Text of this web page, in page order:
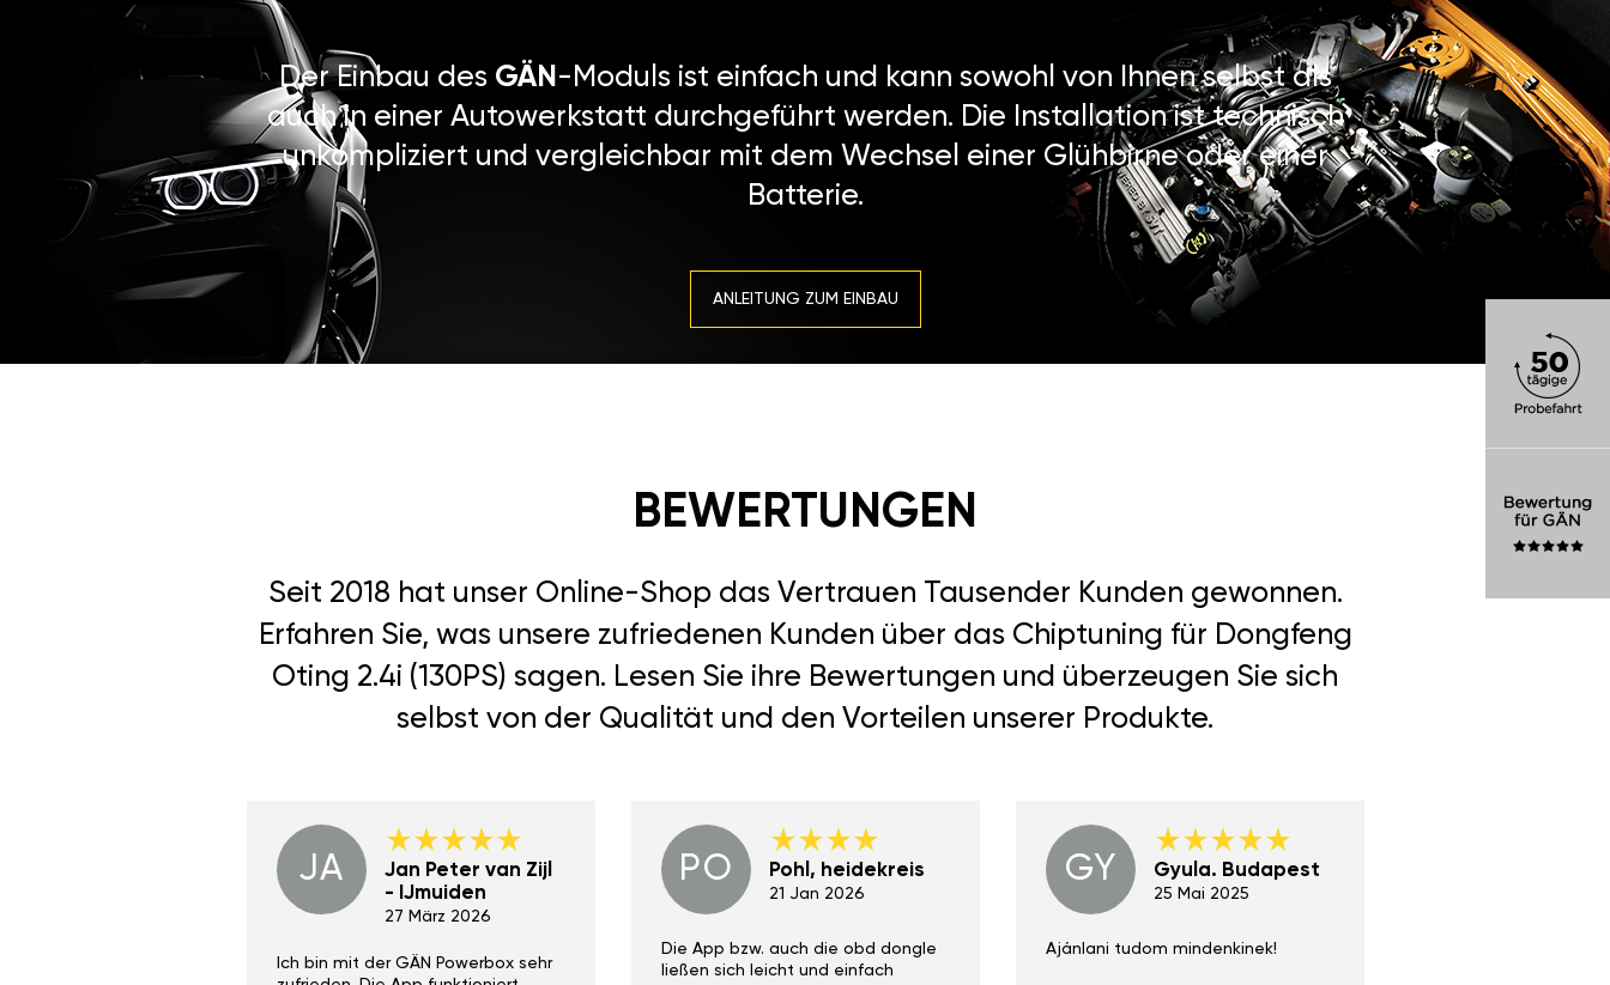
Der Einbau des GÄN-Moduls ist einfach und kann sowohl von Ihnen selbst als
auch in einer Autowerkstatt durchgeführt werden. Die Installation ist technisch
unkompliziert und vergleichbar mit dem Wechsel einer Glühbirne oder einer
Batterie.
ANLEITUNG ZUM EINBAU
BEWERTUNGEN
Seit 2018 hat unser Online-Shop das Vertrauen Tausender Kunden gewonnen.
Erfahren Sie, was unsere zufriedenen Kunden über das Chiptuning für Dongfeng
Oting 2.4i (130PS) sagen. Lesen Sie ihre Bewertungen und überzeugen Sie sich
selbst von der Qualität und den Vorteilen unserer Produkte.
JA
Jan Peter van Zijl
- IJmuiden
27 März 2026
Ich bin mit der GÄN Powerbox sehr
PO Pohl, heidekreis
21 Jan 2026
Die App bzw. auch die obd dongle
ließen sich leicht und einfach
GY Gyula. Budapest
25 Mai 2025
Ajánlani tudom mindenkinek!